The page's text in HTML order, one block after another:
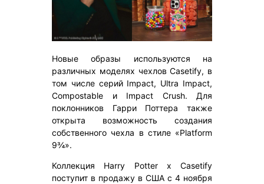
Новые образы используются на
различных моделях чехлов Casetify, в
том числе серий Impact, Ultra Impact,
Compostable и Impact Crush. Для
поклонников Гарри Поттера также
открыта возможность создания
собственного чехла в стиле «Platform
9¾».
Коллекция Harry Potter x Casetify
поступит в продажу в США с 4 ноября